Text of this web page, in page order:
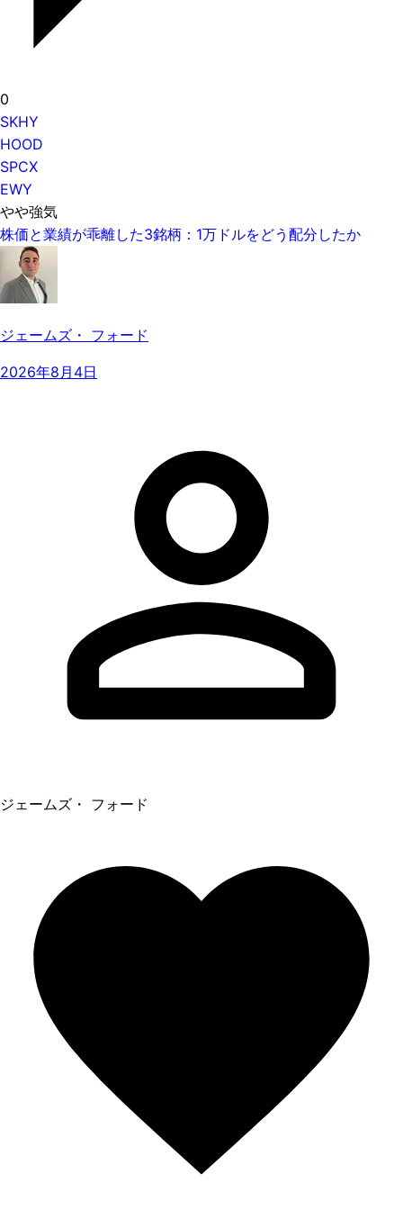
0
SKHY
HOOD
SPCX
EWY
やや強気
株価と業績が乖離した3銘柄：1万ドルをどう配分したか
ジェームズ・ フォード
2026年8月4日
ジェームズ・ フォード